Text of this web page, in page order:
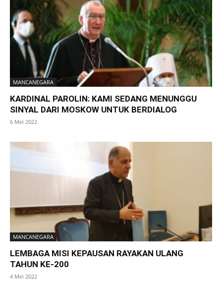
MANCANEGARA
KARDINAL PAROLIN: KAMI SEDANG MENUNGGU
SINYAL DARI MOSKOW UNTUK BERDIALOG
6 Mei 2022
MANCANEGARA
LEMBAGA MISI KEPAUSAN RAYAKAN ULANG
TAHUN KE-200
4 Mei 2022